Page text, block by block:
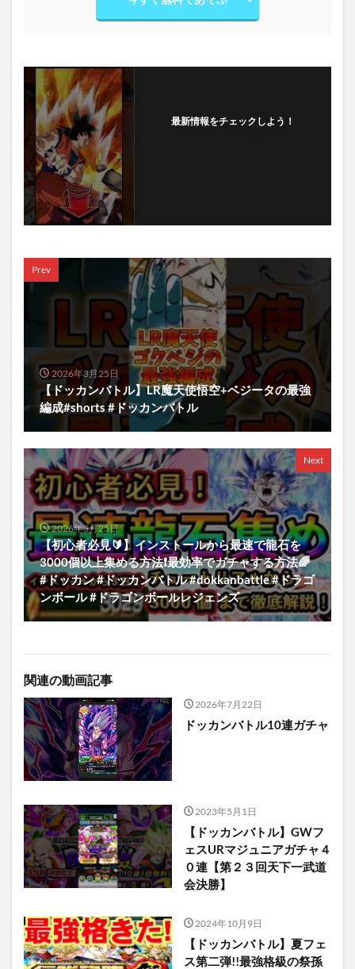
最新情報をチェックしよう！
Prev
2026年3月25日
【ドッカンバトル】LR魔天使悟空+ベジータの最強
編成#shorts #ドッカンバトル
Next
2026年3月25日
【初心者必見🔰】インストールから最速で龍石を
3000個以上集める方法❗️最効率でガチャする方法🌈
#ドッカン #ドッカンバトル #dokkanbattle #ドラゴ
ンボール #ドラゴンボールレジェンズ
関連の動画記事
2026年7月22日
ドッカンバトル10連ガチャ
2023年5月1日
【ドッカンバトル】GWフ
ェスURマジュニアガチャ４
０連【第２３回天下一武道
会決勝】
2024年10月9日
【ドッカンバトル】夏フェ
ス第二弾!!最強格級の祭孫